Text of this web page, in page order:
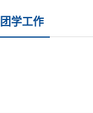
团学工作